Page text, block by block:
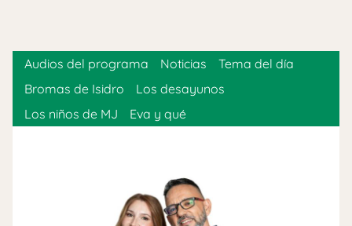
Audios del programa Noticias
Tema del día
Bromas de Isidro
Los desayunos
Los niños de MJ
Eva y qué